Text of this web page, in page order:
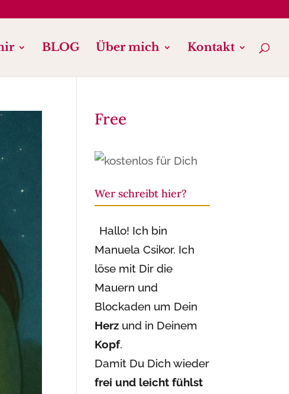
BLOG Über mich Kontakt
Free
Wer schreibt hier?
Hallo! Ich bin
Manuela Csikor. Ich
löse mit Dir die
Mauern und
Blockaden um Dein
Herz und in Deinem
Kopf.
Damit Du Dich wieder
frei und leicht fühlst